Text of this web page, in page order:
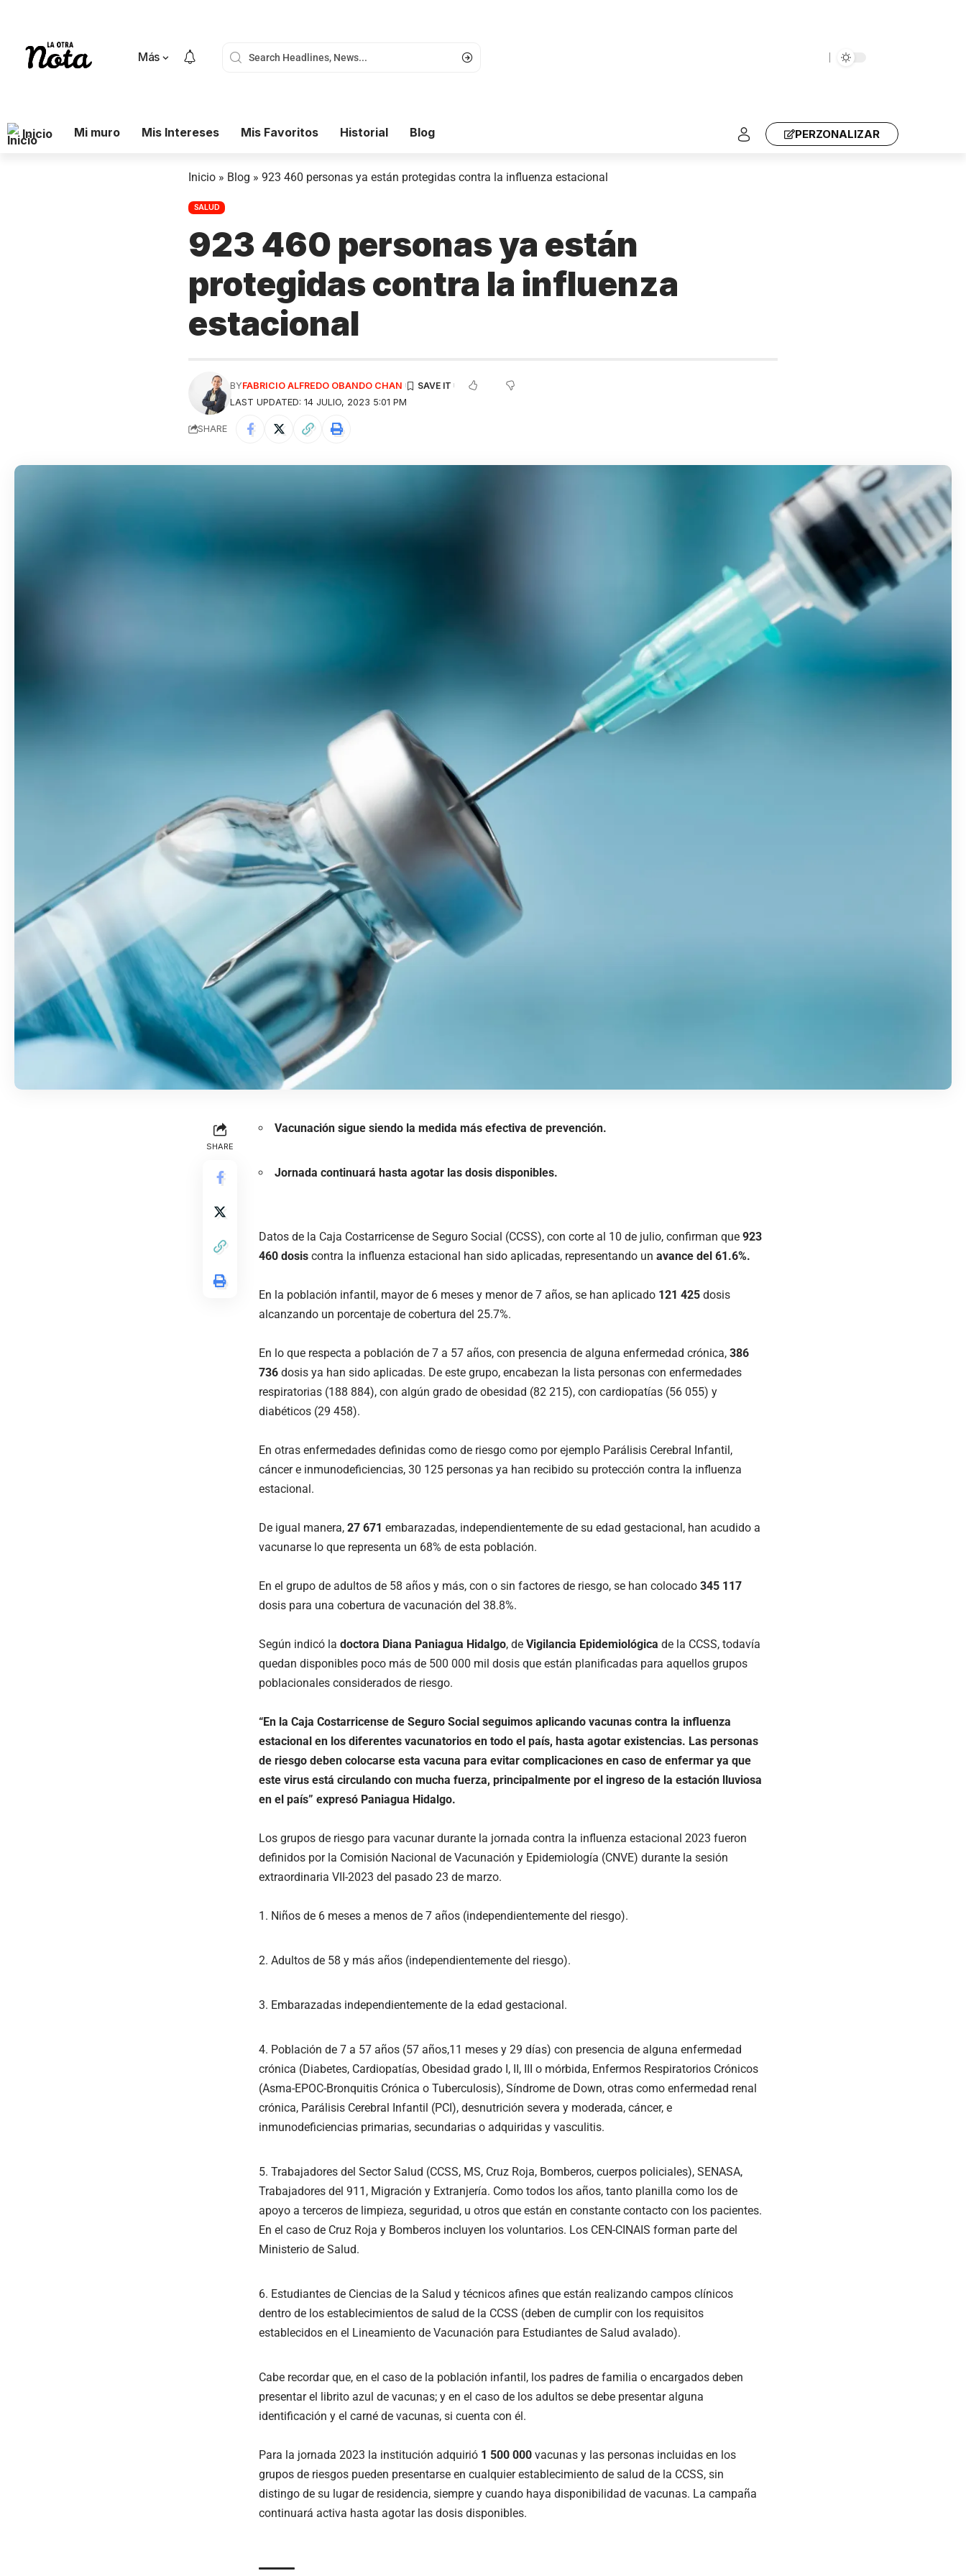
Más
Inicio Mi muro Mis Intereses Mis Favoritos Historial Blog PERZONALIZAR
Inicio » Blog » 923 460 personas ya están protegidas contra la influenza estacional
SALUD
923 460 personas ya están
protegidas contra la influenza
estacional
LAST UPDATED: 14 JULIO, 2023 5:01 PM
BYFABRICIO ALFREDO OBANDO CHAN
SHARE
SHARE
Vacunación sigue siendo la medida más efectiva de prevención.
Jornada continuará hasta agotar las dosis disponibles.
Datos de la Caja Costarricense de Seguro Social (CCSS), con corte al 10 de julio, confirman que 923
460 dosis contra la influenza estacional han sido aplicadas, representando un avance del 61.6%.
En la población infantil, mayor de 6 meses y menor de 7 años, se han aplicado 121 425 dosis
alcanzando un porcentaje de cobertura del 25.7%.
En lo que respecta a población de 7 a 57 años, con presencia de alguna enfermedad crónica, 386
736 dosis ya han sido aplicadas. De este grupo, encabezan la lista personas con enfermedades
respiratorias (188 884), con algún grado de obesidad (82 215), con cardiopatías (56 055) y
diabéticos (29 458).
En otras enfermedades definidas como de riesgo como por ejemplo Parálisis Cerebral Infantil,
cáncer e inmunodeficiencias, 30 125 personas ya han recibido su protección contra la influenza
estacional.
De igual manera, 27 671 embarazadas, independientemente de su edad gestacional, han acudido a
vacunarse lo que representa un 68% de esta población.
En el grupo de adultos de 58 años y más, con o sin factores de riesgo, se han colocado 345 117
dosis para una cobertura de vacunación del 38.8%.
Según indicó la doctora Diana Paniagua Hidalgo, de Vigilancia Epidemiológica de la CCSS, todavía
quedan disponibles poco más de 500 000 mil dosis que están planificadas para aquellos grupos
poblacionales considerados de riesgo.
“En la Caja Costarricense de Seguro Social seguimos aplicando vacunas contra la influenza
estacional en los diferentes vacunatorios en todo el país, hasta agotar existencias. Las personas
de riesgo deben colocarse esta vacuna para evitar complicaciones en caso de enfermar ya que
este virus está circulando con mucha fuerza, principalmente por el ingreso de la estación lluviosa
en el país” expresó Paniagua Hidalgo.
Los grupos de riesgo para vacunar durante la jornada contra la influenza estacional 2023 fueron
definidos por la Comisión Nacional de Vacunación y Epidemiología (CNVE) durante la sesión
extraordinaria VII-2023 del pasado 23 de marzo.
Niños de 6 meses a menos de 7 años (independientemente del riesgo).
Adultos de 58 y más años (independientemente del riesgo).
Embarazadas independientemente de la edad gestacional.
Población de 7 a 57 años (57 años,11 meses y 29 días) con presencia de alguna enfermedad
crónica (Diabetes, Cardiopatías, Obesidad grado I, II, III o mórbida, Enfermos Respiratorios Crónicos
(Asma-EPOC-Bronquitis Crónica o Tuberculosis), Síndrome de Down, otras como enfermedad renal
crónica, Parálisis Cerebral Infantil (PCI), desnutrición severa y moderada, cáncer, e
inmunodeficiencias primarias, secundarias o adquiridas y vasculitis.
Trabajadores del Sector Salud (CCSS, MS, Cruz Roja, Bomberos, cuerpos policiales), SENASA,
Trabajadores del 911, Migración y Extranjería. Como todos los años, tanto planilla como los de
apoyo a terceros de limpieza, seguridad, u otros que están en constante contacto con los pacientes.
En el caso de Cruz Roja y Bomberos incluyen los voluntarios. Los CEN-CINAIS forman parte del
Ministerio de Salud.
Estudiantes de Ciencias de la Salud y técnicos afines que están realizando campos clínicos
dentro de los establecimientos de salud de la CCSS (deben de cumplir con los requisitos
establecidos en el Lineamiento de Vacunación para Estudiantes de Salud avalado).
Cabe recordar que, en el caso de la población infantil, los padres de familia o encargados deben
presentar el librito azul de vacunas; y en el caso de los adultos se debe presentar alguna
identificación y el carné de vacunas, si cuenta con él.
Para la jornada 2023 la institución adquirió 1 500 000 vacunas y las personas incluidas en los
grupos de riesgos pueden presentarse en cualquier establecimiento de salud de la CCSS, sin
distingo de su lugar de residencia, siempre y cuando haya disponibilidad de vacunas. La campaña
continuará activa hasta agotar las dosis disponibles.